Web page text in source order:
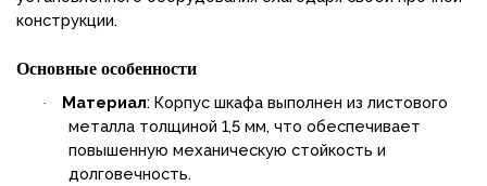
конструкции.
Основные особенности
· Материал: Корпус шкафа выполнен из листового
металла толщиной 1,5 мм, что обеспечивает
повышенную механическую стойкость и
долговечность.